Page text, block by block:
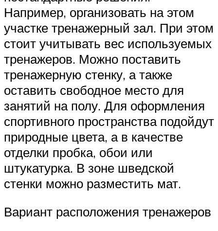
Например, организовать на этом
участке тренажерный зал. При этом
стоит учитывать вес используемых
тренажеров. Можно поставить
тренажерную стенку, а также
оставить свободное место для
занятий на полу. Для оформления
спортивного пространства подойдут
природные цвета, а в качестве
отделки пробка, обои или
штукатурка. В зоне шведской
стенки можно разместить мат.
Вариант расположения тренажеров